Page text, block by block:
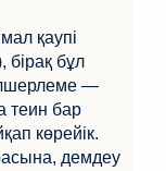
қаупі
бұл
—
теин бар
көрейік.
демдеу